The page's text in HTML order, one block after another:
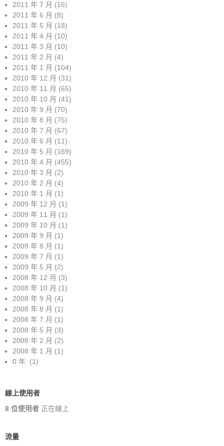
2011 年 7 月 (16)
2011 年 6 月 (8)
2011 年 5 月 (18)
2011 年 4 月 (10)
2011 年 3 月 (10)
2011 年 2 月 (4)
2011 年 1 月 (104)
2010 年 12 月 (31)
2010 年 11 月 (65)
2010 年 10 月 (41)
2010 年 9 月 (70)
2010 年 8 月 (75)
2010 年 7 月 (67)
2010 年 6 月 (11)
2010 年 5 月 (169)
2010 年 4 月 (455)
2010 年 3 月 (2)
2010 年 2 月 (4)
2010 年 1 月 (1)
2009 年 12 月 (1)
2009 年 11 月 (1)
2009 年 10 月 (1)
2009 年 9 月 (1)
2009 年 8 月 (1)
2009 年 7 月 (1)
2009 年 5 月 (2)
2008 年 12 月 (3)
2008 年 10 月 (1)
2008 年 9 月 (4)
2008 年 8 月 (1)
2008 年 7 月 (1)
2008 年 5 月 (3)
2008 年 2 月 (2)
2008 年 1 月 (1)
0 年 (1)
線上使用者
8 位使用者 正在線上
流量